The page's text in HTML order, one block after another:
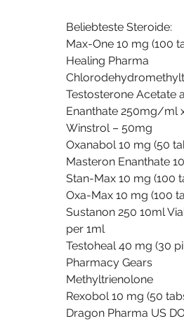
Beliebteste Steroide:
Max-One 10 mg (100
Healing Pharma
Testosterone Acetate
Enanthate 250mg/ml
Winstrol – 50mg
Oxanabol 10 mg (50
Masteron Enanthate
Stan-Max 10 mg (100
Oxa-Max 10 mg (100
Sustanon 250 10ml
per 1ml
Testoheal 40 mg (30
Pharmacy Gears
Methyltrienolone
Rexobol 10 mg (50
Dragon Pharma US